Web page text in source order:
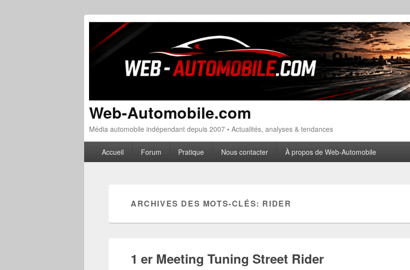
Web-Automobile.com
Média automobile indépendant depuis 2007 • Actualités, analyses & tendances
Menu principal
Aller au contenu principal
Aller au contenu secondaire
Accueil Forum Pratique Nous contacter À propos de Web-Automobile
ARCHIVES DES MOTS-CLÉS: RIDER
1 er Meeting Tuning Street Rider